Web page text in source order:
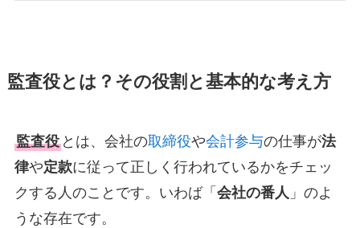
監査役とは？その役割と基本的な考え方
監査役とは、会社の取締役や会計参与の仕事が法
律や定款に従って正しく行われているかをチェッ
クする人のことです。いわば「 会社の番人 」のよ
うな存在です。